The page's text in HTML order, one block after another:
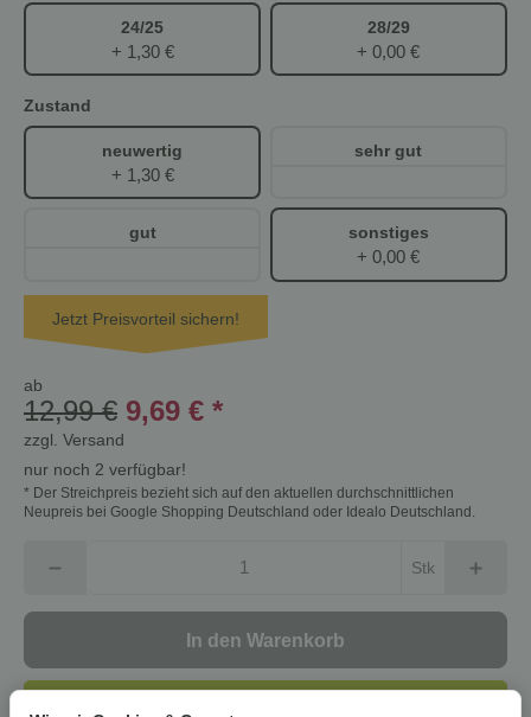
24/25
+ 1,30 €
28/29
+ 0,00 €
Zustand
neuwertig
+ 1,30 €
sehr gut
gut sonstiges
+ 0,00 €
Jetzt Preisvorteil sichern!
ab
12,99 € 9,69 € *
zzgl. Versand
nur noch 2 verfügbar!
* Der Streichpreis bezieht sich auf den aktuellen durchschnittlichen
Neupreis bei Google Shopping Deutschland oder Idealo Deutschland.
Stk
In den Warenkorb